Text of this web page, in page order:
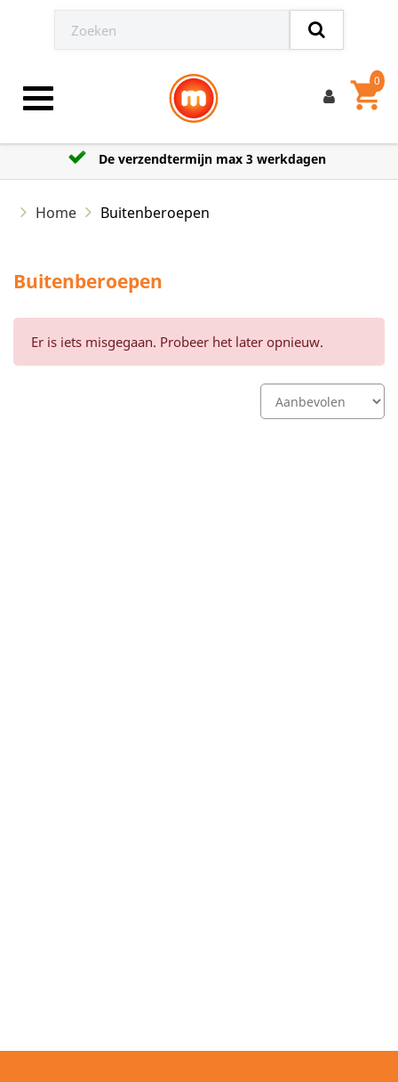
Toggle navigation shopping_cart
0
De verzendtermijn max 3 werkdagen
Home Buitenberoepen
Buitenberoepen
Er is iets misgegaan. Probeer het later opnieuw.